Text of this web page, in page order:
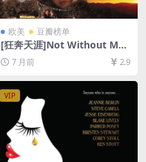
欧美 豆瓣榜单
[狂奔天涯]Not Without My
Daughter (1991)[百度网盘
+夸克网盘1080P超清未删减
资源][网盘在线播放/下载][MP
4/8.7GB][中文字幕]
7 月前 2.9
VIP